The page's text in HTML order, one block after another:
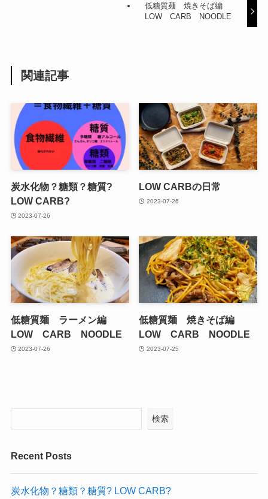
低糖質麺 焼きそば編
LOW CARB NOODLE
関連記事
炭水化物？糖類？糖質?
LOW CARB?
2023-07-26
LOW CARBの日常
2023-07-26
低糖質麺 ラーメン編
LOW CARB NOODLE
2023-07-26
低糖質麺 焼きそば編
LOW CARB NOODLE
2023-07-25
検索
Recent Posts
炭水化物？糖類？糖質? LOW CARB?